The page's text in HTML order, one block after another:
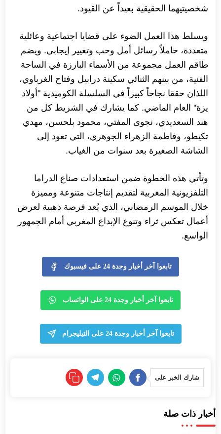
شخصيتيهما الحقيقية بعيداً عن القيود.
ويسلط هذا العمل الضوء على قضايا اجتماعية وعائلية
متعددة، حاملاً رسائل أمل وحب وتغيير إيجابي. ويضم
طاقم العمل مجموعة من الأسماء البارزة في الساحة
الفنية، من بينهم الثنائي سكينة درابيل وفتاح الغرباوي،
اللذان حققا نجاحاً كبيراً في السلسلة الكوميدية "أولاد
يزة" العام الماضي. كما يشارك في الشريط كل من
هند السعديدي، نجوى المفتي، محمود بلحسن، مهدي
تكيطو، وفاطمة الزهراء الجوهري، التي تعود إلى
الشاشة الصغيرة بعد سنوات من الغياب.
وتأتي هذه الخطوة ضمن استعدادات صناع الدراما
التلفزيونية المغربية لتقديم إنتاجات متنوعة ومميزة
خلال الموسم الرمضاني، الذي يُعد فرصة ذهبية لعرض
أعمال تعكس ثراء وتنوع الإبداع المغربي أمام الجمهور
الواسع.
تابعوا آخر أخبار وجدة 24 على فيسبوك
تابعوا آخر أخبار وجدة 24 على الواتساب
تابعوا آخر أخبار وجدة 24 على التيليجرام
شارك الخبر على
أخبار ذات صلة